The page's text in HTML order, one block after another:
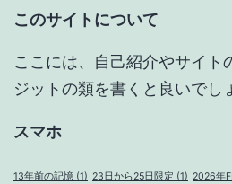
ョ
ン
このサイトについて
ここには、自己紹介やサイト
ジットの類を書くと良いでし
スマホ
13年前の記憶 (1) 23日から25日限定 (1) 2026年